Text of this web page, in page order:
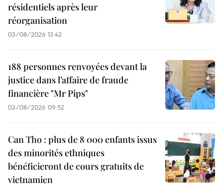
résidentiels après leur
réorganisation
03/08/2026 13:42
188 personnes renvoyées devant la
justice dans l’affaire de fraude
financière "Mr Pips"
03/08/2026 09:52
Can Tho : plus de 8 000 enfants issus
des minorités ethniques
bénéficieront de cours gratuits de
vietnamien